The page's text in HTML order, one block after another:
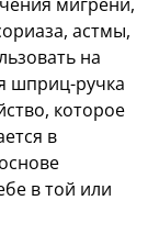
астмы,
на
шприц-ручка
которое
в
в той или